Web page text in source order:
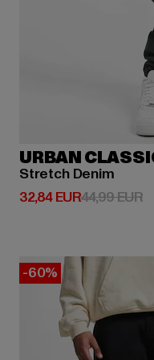
URBAN
Stretch Denim
32,84 EUR
Derzeitiger Preis: 32,84
44,99 EUR
-60%